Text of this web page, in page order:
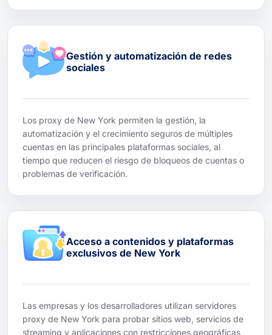
Gestión y automatización de redes
sociales
Los proxy de New York permiten la gestión, la
automatización y el crecimiento seguros de múltiples
cuentas en las principales plataformas sociales, al
tiempo que reducen el riesgo de bloqueos de cuentas o
problemas de verificación.
Acceso a contenidos y plataformas
exclusivos de New York
Las empresas y los desarrolladores utilizan servidores
proxy de New York para probar sitios web, servicios de
streaming y aplicaciones con restricciones geográficas